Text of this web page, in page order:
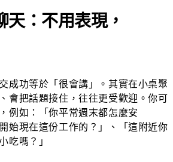
天：不用表現，
成功等於「很會講」。其實在小桌聚
會把話題接住，往往更受歡迎。你可
例如：「你平常週末都怎麼安
始現在這份工作的？」、「這附近你
吃嗎？」